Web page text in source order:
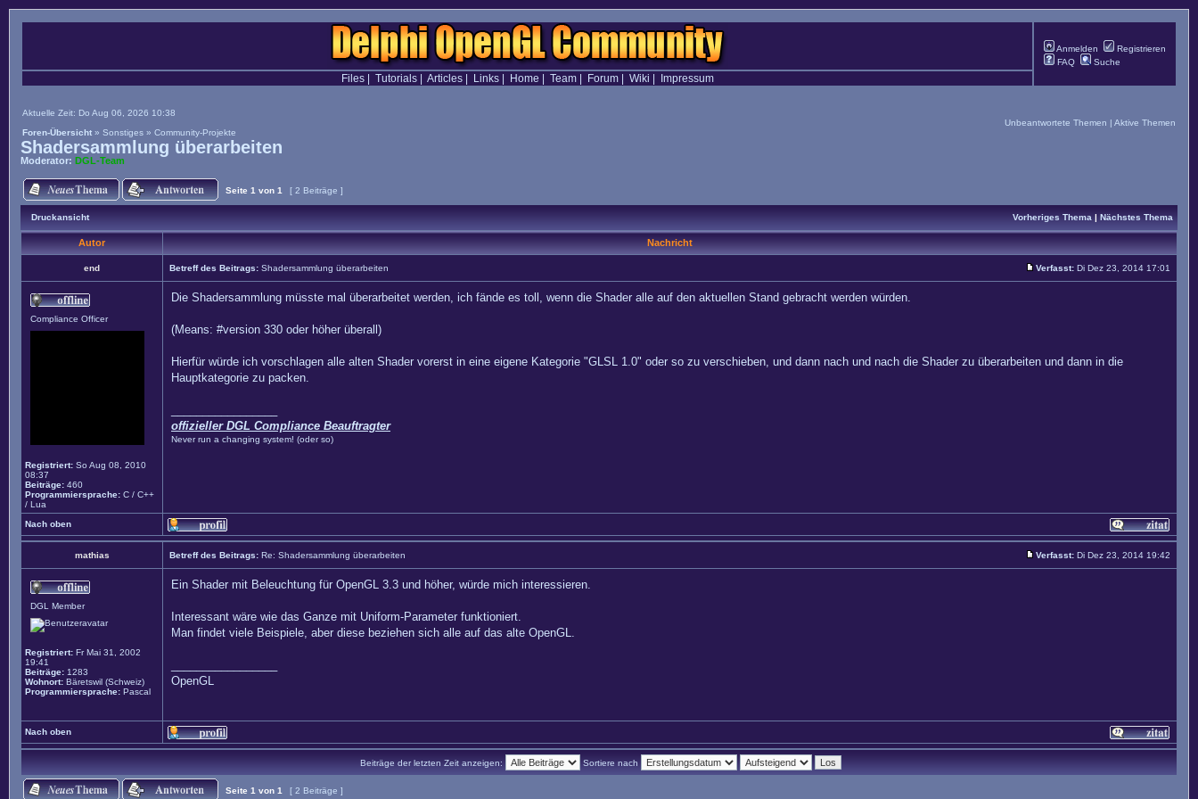
Anmelden
Registrieren
FAQ
Suche
Files| Tutorials| Articles| Links| Home Team| Forum| Wiki Impressum
Aktuelle Zeit: Do Aug 06, 2026 10:38
Foren-Übersicht » Sonstiges » Community-Projekte
Unbeantwortete Themen | Aktive Themen
Shadersammlung überarbeiten
Moderator: DGL-Team
Seite 1 von 1 [ 2 Beiträge ]
Druckansicht Vorheriges Thema | Nächstes Thema
Autor Nachricht
end Betreff des Beitrags: Shadersammlung überarbeiten Verfasst: Di Dez 23, 2014 17:01
Compliance Officer
Registriert: So Aug 08, 2010
08:37
Beiträge: 460
Programmiersprache: C / C++
/ Lua
Die Shadersammlung müsste mal überarbeitet werden, ich fände es toll, wenn die Shader alle auf den aktuellen Stand gebracht werden würden.
(Means: #version 330 oder höher überall)
Hierfür würde ich vorschlagen alle alten Shader vorerst in eine eigene Kategorie "GLSL 1.0" oder so zu verschieben, und dann nach und nach die Shader zu überarbeiten und dann in die
Hauptkategorie zu packen.
offizieller DGL Compliance Beauftragter
Never run a changing system! (oder so)
Nach oben
mathias Betreff des Beitrags: Re: Shadersammlung überarbeiten Verfasst: Di Dez 23, 2014 19:42
DGL Member
Registriert: Fr Mai 31, 2002
19:41
Beiträge: 1283
Wohnort: Bäretswil (Schweiz)
Programmiersprache: Pascal
Ein Shader mit Beleuchtung für OpenGL 3.3 und höher, würde mich interessieren.
Interessant wäre wie das Ganze mit Uniform-Parameter funktioniert.
Man findet viele Beispiele, aber diese beziehen sich alle auf das alte OpenGL.
OpenGL
Nach oben
Beiträge der letzten Zeit anzeigen: Sortiere nach
Seite 1 von 1 [ 2 Beiträge ]